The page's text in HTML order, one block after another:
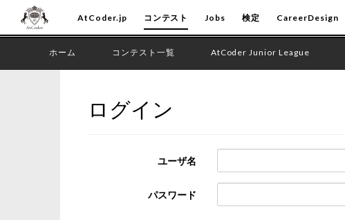
AtCoder.jp コンテスト Jobs 検定 CareerDesign
ホーム コンテスト一覧 AtCoder Junior League
ログイン
ユーザ名
パスワード